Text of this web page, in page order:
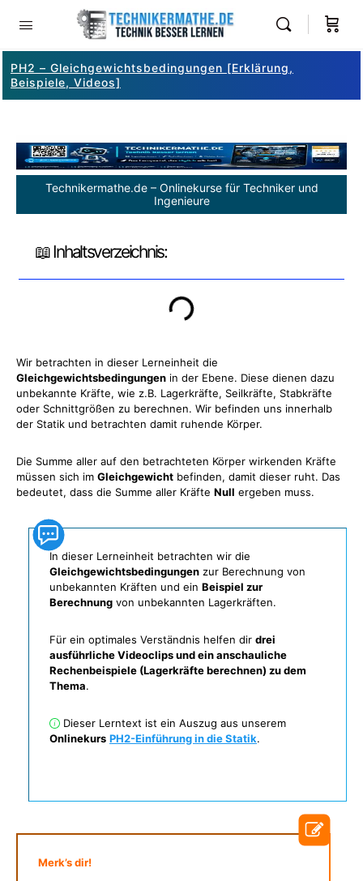
PH2 – Gleichgewichtsbedingungen [Erklärung,
Beispiele, Videos]
Technikermathe.de – Onlinekurse für Techniker und
Ingenieure
📖 Inhaltsverzeichnis:
Wir betrachten in dieser Lerneinheit die
Gleichgewichtsbedingungen in der Ebene. Diese dienen dazu
unbekannte Kräfte, wie z.B. Lagerkräfte, Seilkräfte, Stabkräfte
oder Schnittgrößen zu berechnen. Wir befinden uns innerhalb
der Statik und betrachten damit ruhende Körper.
Die Summe aller auf den betrachteten Körper wirkenden Kräfte
müssen sich im Gleichgewicht befinden, damit dieser ruht. Das
bedeutet, dass die Summe aller Kräfte Null ergeben muss.
In dieser Lerneinheit betrachten wir die
Gleichgewichtsbedingungen zur Berechnung von
unbekannten Kräften und ein Beispiel zur
Berechnung von unbekannten Lagerkräften.
Für ein optimales Verständnis helfen dir drei
ausführliche Videoclips und ein anschauliche
Rechenbeispiele (Lagerkräfte berechnen) zu dem
Thema.
Dieser Lerntext ist ein Auszug aus unserem
Onlinekurs PH2-Einführung in die Statik.
Merk’s dir!